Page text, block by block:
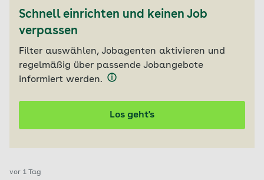
Schnell einrichten und keinen Job
verpassen
Filter auswählen, Jobagenten aktivieren und
regelmäßig über passende Jobangebote
informiert werden.
Los geht's
vor 1 Tag